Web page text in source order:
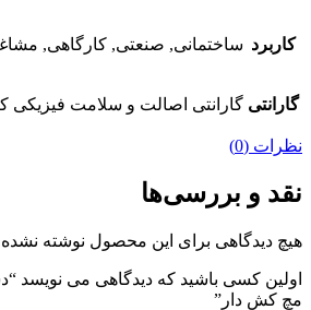
کاربرد ساختمانی, صنعتی, کارگاهی,
گارانتی گارانتی اصالت و سلامت فیزیکی
نظرات (0)
نقد و بررسی‌ها
هیچ دیدگاهی برای این محصول نوشته
اولین کسی باشید که دیدگاهی می
مچ کش دار”